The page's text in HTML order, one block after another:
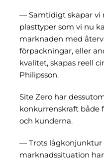
— Samtidigt skapar vi
plasttyper som vi nu
marknaden med
förpackningar, eller
kvalitet, skapas reell
Philipsson.
Site Zero har
konkurrenskraft både
och kunderna.
— Trots lågkonjunktur
marknadssituation